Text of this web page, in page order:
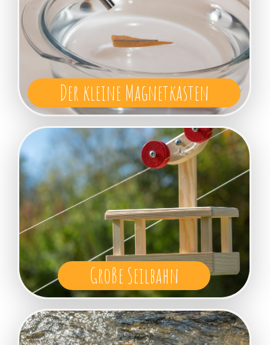
Der kleine Magnetkasten
Große Seilbahn